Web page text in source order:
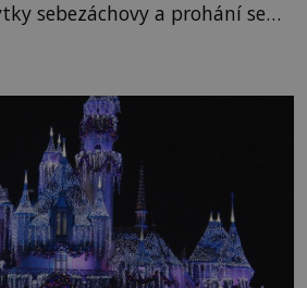
sebezáchovy a prohání se
mercedesu jako utržený ze
katastrofou, když to Dreyfuss
kokain. Tímto